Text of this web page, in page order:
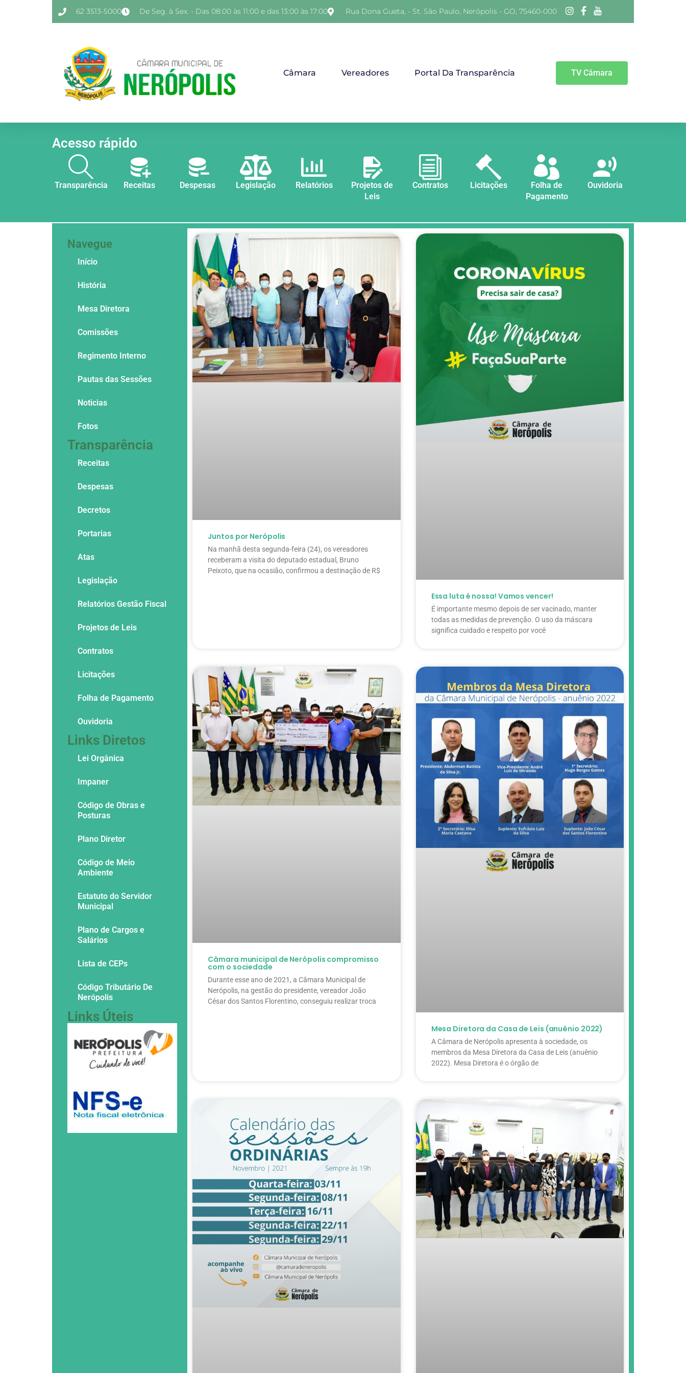
62 3513-5000 De Seg. à Sex. - Das 08:00 às 11:00 e das 13:00 às 17:00 Rua Dona Gueta, - St. São Paulo, Nerópolis - GO, 75460-000
Câmara Vereadores Portal Da Transparência TV Câmara
Acesso rápido
Transparência Receitas Despesas Legislação Relatórios
Projetos de
Leis
Contratos Licitações
Folha de
Pagamento
Ouvidoria
Navegue
Início
História
Mesa Diretora
Comissões
Regimento Interno
Pautas das Sessões
Noticias
Fotos
Transparência
Receitas
Despesas
Decretos
Portarias
Atas
Legislação
Relatórios Gestão Fiscal
Projetos de Leis
Contratos
Licitações
Folha de Pagamento
Ouvidoria
Links Diretos
Lei Orgânica
Impaner
Código de Obras e
Posturas
Plano Diretor
Código de Meio
Ambiente
Estatuto do Servidor
Municipal
Plano de Cargos e
Salários
Lista de CEPs
Código Tributário De
Nerópolis
Links Úteis
Juntos por Nerópolis
Na manhã desta segunda-feira (24), os vereadores
receberam a visita do deputado estadual, Bruno
Peixoto, que na ocasião, confirmou a destinação de R$
Essa luta é nossa! Vamos vencer!
É importante mesmo depois de ser vacinado, manter
todas as medidas de prevenção. O uso da máscara
significa cuidado e respeito por você
Câmara municipal de Nerópolis compromisso
com o sociedade
Durante esse ano de 2021, a Câmara Municipal de
Nerópolis, na gestão do presidente, vereador João
César dos Santos Florentino, conseguiu realizar troca
Mesa Diretora da Casa de Leis (anuênio 2022)
A Câmara de Nerópolis apresenta à sociedade, os
membros da Mesa Diretora da Casa de Leis (anuênio
2022). Mesa Diretora é o órgão de